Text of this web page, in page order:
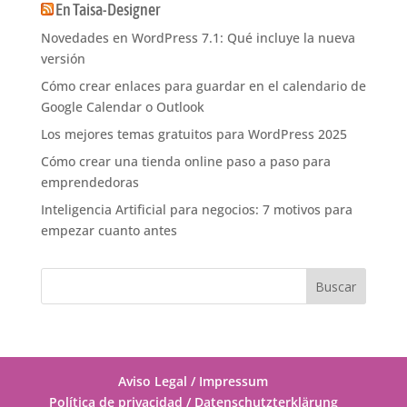
aprende en ningún
En Taisa-Designer
Novedades en WordPress 7.1: Qué incluye la nueva
versión
Cómo crear enlaces para guardar en el calendario de
Google Calendar o Outlook
Los mejores temas gratuitos para WordPress 2025
Cómo crear una tienda online paso a paso para
emprendedoras
Inteligencia Artificial para negocios: 7 motivos para
empezar cuanto antes
Aviso Legal / Impressum
Política de privacidad / Datenschutzterklärung